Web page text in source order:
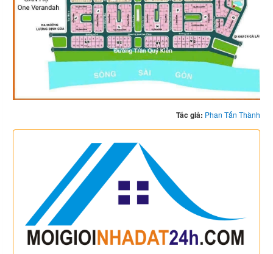
Tác giả: Phan Tấn Thành